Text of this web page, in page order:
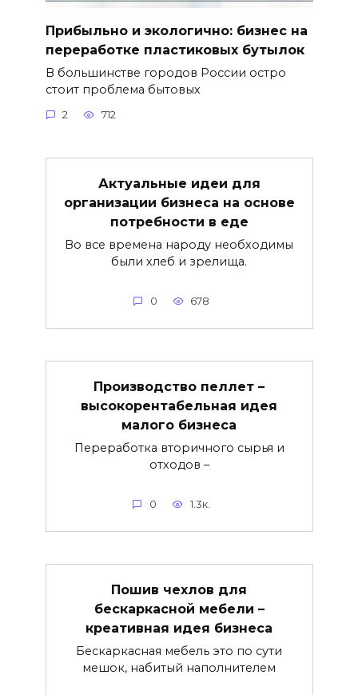
Прибыльно и экологично: бизнес на
переработке пластиковых бутылок
В большинстве городов России остро
стоит проблема бытовых
2 712
Актуальные идеи для
организации бизнеса на основе
потребности в еде
Во все времена народу необходимы
были хлеб и зрелища.
0 678
Производство пеллет –
высокорентабельная идея
малого бизнеса
Переработка вторичного сырья и
отходов –
0 1.3к.
Пошив чехлов для
бескаркасной мебели –
креативная идея бизнеса
Бескаркасная мебель это по сути
мешок, набитый наполнителем